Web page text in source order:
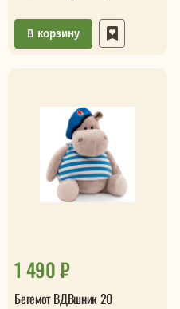
В корзину
1 490 ₽
Бегемот ВДВшник 20